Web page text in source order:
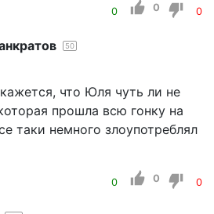
0 0 0
50
что Юля чуть ли не
прошла всю гонку на
таки немного злоупотреблял
0 0 0